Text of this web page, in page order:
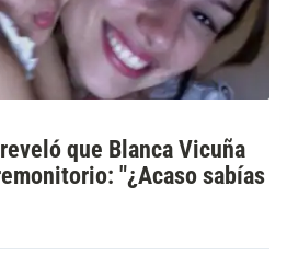
que Blanca Vicuña
"¿Acaso sabías